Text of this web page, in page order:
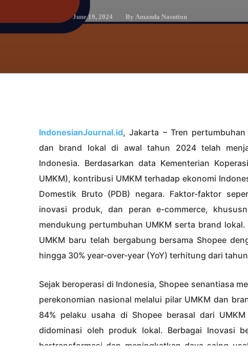
June 19, 2024 By Amanda Nasution
IndonesianJournal.id, Jakarta – Tren
dan brand lokal di awal tahun 2024 telah
Indonesia. Berdasarkan data Kementerian
UMKM), kontribusi UMKM terhadap ekonomi
Domestik Bruto (PDB) negara. Faktor-faktor
inovasi produk, dan peran e-commerce,
mendukung pertumbuhan UMKM serta brand
UMKM baru telah bergabung bersama Shopee
hingga 30% year-over-year (YoY) terhitung dari
Sejak beroperasi di Indonesia, Shopee senantiasa
perekonomian nasional melalui pilar UMKM dan
84% pelaku usaha di Shopee berasal dari
didominasi oleh produk lokal. Berbagai Inovasi
bertransformasi dan meningkatkan daya saing